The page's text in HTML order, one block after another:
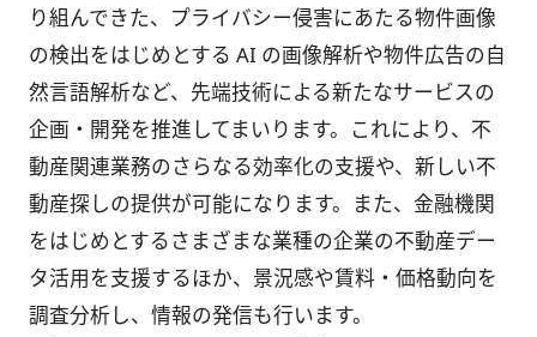
り組んできた、プライバシー侵害にあたる物件画像
の検出をはじめとする AI の画像解析や物件広告の自
然言語解析など、先端技術による新たなサービスの
企画・開発を推進してまいります。これにより、不
動産関連業務のさらなる効率化の支援や、新しい不
動産探しの提供が可能になります。また、金融機関
をはじめとするさまざまな業種の企業の不動産デー
タ活用を支援するほか、景況感や賃料・価格動向を
調査分析し、情報の発信も行います。